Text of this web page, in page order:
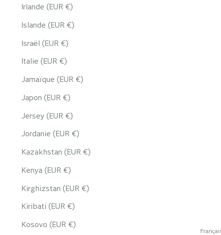
Irlande (EUR €)
Islande (EUR €)
Israël (EUR €)
Italie (EUR €)
Jamaïque (EUR €)
Japon (EUR €)
Jersey (EUR €)
Jordanie (EUR €)
Kazakhstan (EUR €)
Kenya (EUR €)
Kirghizstan (EUR €)
Kiribati (EUR €)
Kosovo (EUR €)